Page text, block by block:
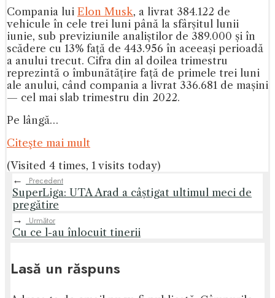
Compania lui Elon Musk, a livrat 384.122 de
vehicule în cele trei luni până la sfârșitul lunii
iunie, sub previziunile analiștilor de 389.000 și în
scădere cu 13% față de 443.956 în aceeași perioadă
a anului trecut. Cifra din al doilea trimestru
reprezintă o îmbunătățire față de primele trei luni
ale anului, când compania a livrat 336.681 de mașini
— cel mai slab trimestru din 2022.
Pe lângă…
Citeşte mai mult
(Visited 4 times, 1 visits today)
←
Precedent
SuperLiga: UTA Arad a câștigat ultimul meci de
pregătire
→
Următor
Cu ce l-au înlocuit tinerii
Lasă un răspuns